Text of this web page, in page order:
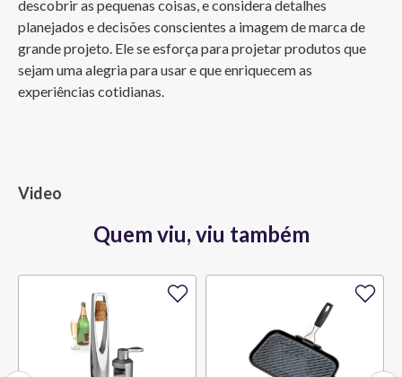
descobrir as pequenas coisas, e considera detalhes
planejados e decisões conscientes a imagem de marca de
grande projeto. Ele se esforça para projetar produtos que
sejam uma alegria para usar e que enriquecem as
experiências cotidianas.
Video
Quem viu, viu também